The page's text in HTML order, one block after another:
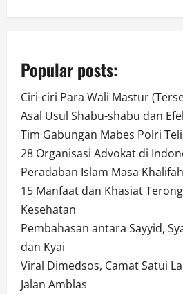
Popular posts:
Ciri-ciri Para Wali Mastur
Asal Usul Shabu-shabu dan
Tim Gabungan Mabes Polri
28 Organisasi Advokat di
Peradaban Islam Masa
15 Manfaat dan Khasiat
Kesehatan
Pembahasan antara Sayyid,
dan Kyai
Viral Dimedsos, Camat Satui
Jalan Amblas